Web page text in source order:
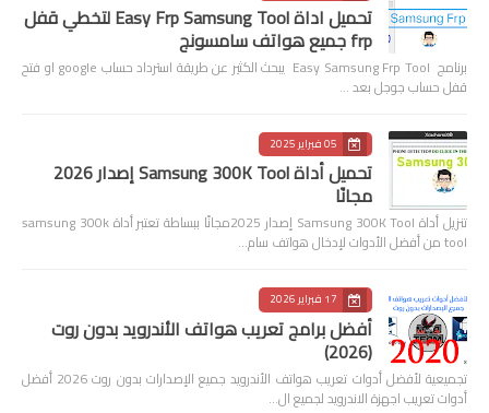
تحميل اداة Easy Frp Samsung Tool لتخطي قفل
frp جميع هواتف سامسونج
برنامج Easy Samsung Frp Tool يبحث الكثير عن طريقة استرداد حساب google او فتح
قفل حساب جوجل بعد …
05 فبراير 2025
تحميل أداة Samsung 300K Tool إصدار 2026
مجانًا
تنزيل أداة Samsung 300K Tool إصدار 2025مجانًا ببساطة تعتبر أداة samsung 300k
tool من أفضل الأدوات لإدخال هواتف سام…
17 فبراير 2026
أفضل برامج تعريب هواتف الأندرويد بدون روت
(2026)
تجميعية لأفضل أدوات تعريب هواتف الأندرويد جميع الإصدارات بدون روت 2026 أفضل
أدوات تعريب اجهزة الاندرويد لجميع ال…